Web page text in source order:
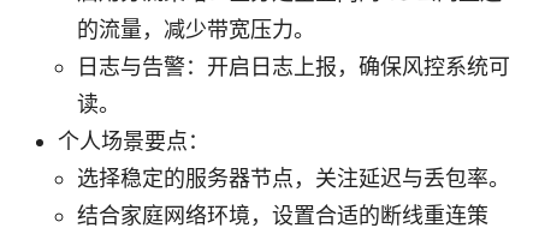
的流量，减少带宽压力。
日志与告警：开启日志上报，确保风控系统可
读。
个人场景要点：
选择稳定的服务器节点，关注延迟与丢包率。
结合家庭网络环境，设置合适的断线重连策